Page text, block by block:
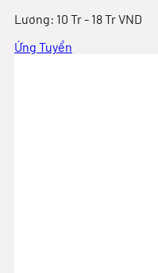
Lương: 10 Tr - 18 Tr VND
Ứng Tuyển